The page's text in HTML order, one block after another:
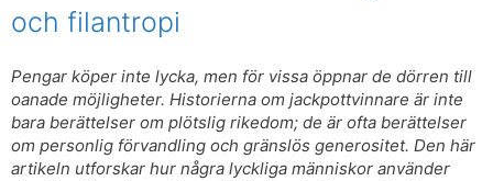
och filantropi
Pengar köper inte lycka, men för vissa öppnar de dörren till
oanade möjligheter. Historierna om jackpottvinnare är inte
bara berättelser om plötslig rikedom; de är ofta berättelser
om personlig förvandling och gränslös generositet. Den här
artikeln utforskar hur några lyckliga människor använder